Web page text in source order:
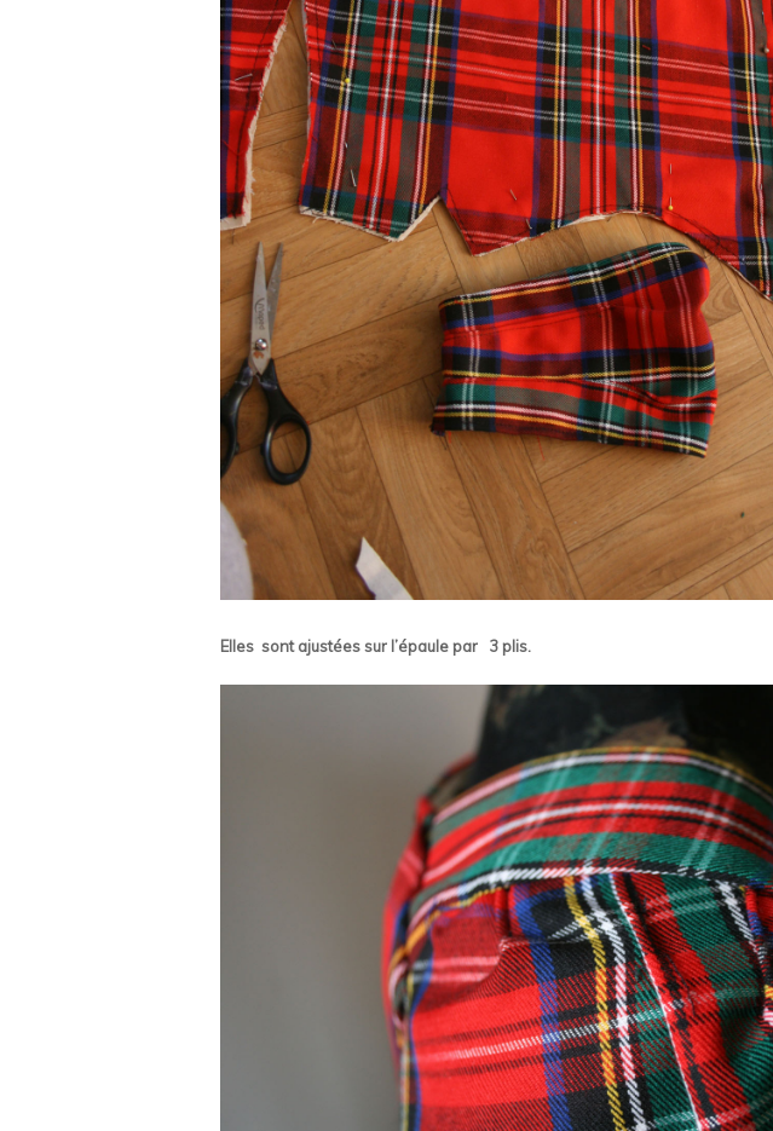
Elles sont ajustées sur l’épaule par 3 plis.